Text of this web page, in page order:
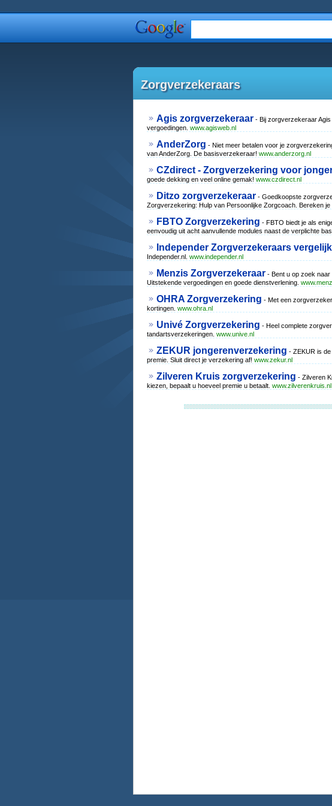
Zorgverzekeraars
Agis zorgverzekeraar - Bij zorgverzekeraar
vergoedingen. www.agisweb.nl
AnderZorg - Niet meer betalen voor je
van AnderZorg. De basisverzekeraar! www.anderzorg.nl
CZdirect - Zorgverzekering voor
goede dekking en veel online gemak! www.czdirect.nl
Ditzo zorgverzekeraar - Goedkoopste
Zorgverzekering: Hulp van Persoonlijke Zorgcoach. Bereken je
FBTO Zorgverzekering - FBTO biedt je als
eenvoudig uit acht aanvullende modules naast de verplichte
Independer Zorgverzekeraars
Independer.nl. www.independer.nl
Menzis Zorgverzekeraar - Bent u op zoek
Uitstekende vergoedingen en goede dienstverlening.
OHRA Zorgverzekering - Met een
kortingen. www.ohra.nl
Univé Zorgverzekering - Heel complete
tandartsverzekeringen. www.unive.nl
ZEKUR jongerenverzekering - ZEKUR is
premie. Sluit direct je verzekering af! www.zekur.nl
Zilveren Kruis zorgverzekering - Zilveren
kiezen, bepaalt u hoeveel premie u betaalt. www.zilverenkruis.nl